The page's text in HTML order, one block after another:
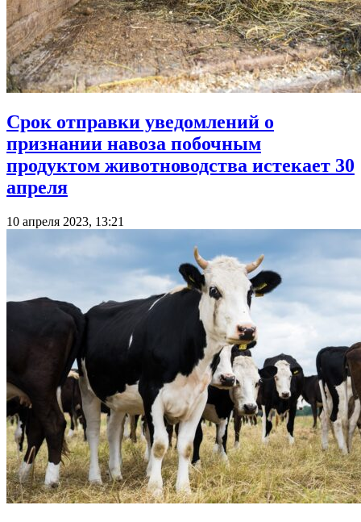
Срок отправки уведомлений о
признании навоза побочным
продуктом животноводства истекает 30
апреля
10 апреля 2023, 13:21